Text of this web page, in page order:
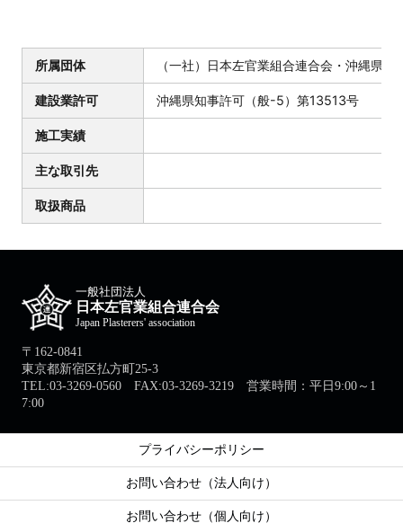
所属団体 （一社）日本左官業組合連合会・沖縄県
建設業許可 沖縄県知事許可（般-5）第13513号
施工実績
主な取引先
取扱商品
一般社団法人
日本左官業組合連合会
Japan Plasterers' association
〒162-0841
東京都新宿区払方町25-3
TEL:03-3269-0560 FAX:03-3269-3219 営業時間：平日9:00～1
7:00
プライバシーポリシー
お問い合わせ（法人向け）
お問い合わせ（個人向け）